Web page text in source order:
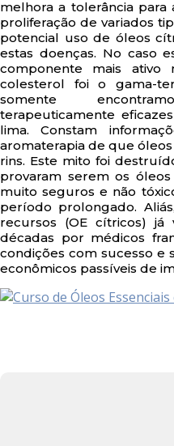
melhora a tolerância
proliferação de variados
potencial uso de óleos
estas doenças. No caso
componente mais ativo
colesterol foi o gama-
somente
terapeuticamente
lima. Constam
aromaterapia de que
rins. Este mito foi
provaram serem os
muito seguros e não
período prolongado.
recursos (OE cítricos)
décadas por médicos
condições com sucesso e
econômicos passíveis de